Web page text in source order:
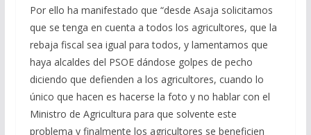
Por ello ha manifestado que “desde Asaja solicitamos
que se tenga en cuenta a todos los agricultores, que la
rebaja fiscal sea igual para todos, y lamentamos que
haya alcaldes del PSOE dándose golpes de pecho
diciendo que defienden a los agricultores, cuando lo
único que hacen es hacerse la foto y no hablar con el
Ministro de Agricultura para que solvente este
problema y finalmente los agricultores se beneficien